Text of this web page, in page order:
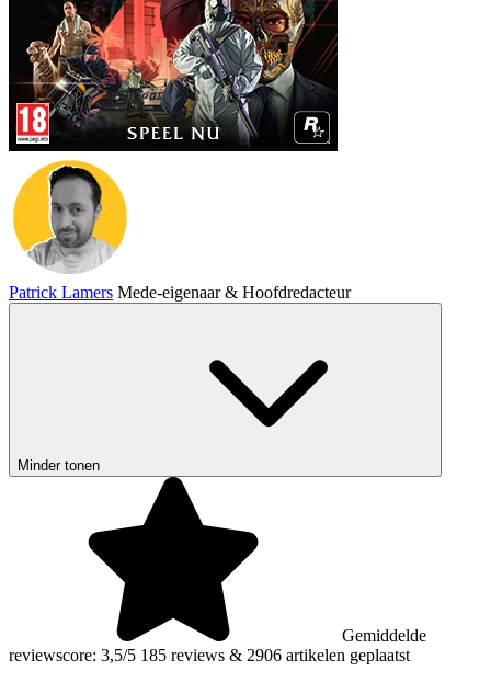
Patrick Lamers Mede-eigenaar & Hoofdredacteur
Minder tonen
Gemiddelde
reviewscore: 3,5/5 185 reviews & 2906 artikelen geplaatst